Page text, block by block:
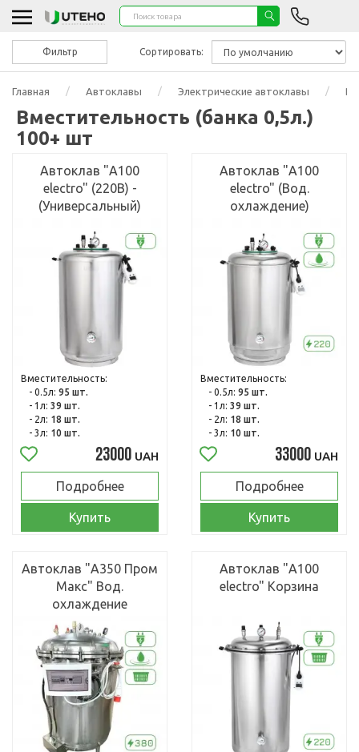
Главная Автоклавы Электрические автоклавы
Вместительность (банка 0,5л.)
100+ шт
Фильтр Сортировать:
Автоклав "А100
electro" (220В) -
(Универсальный)
Вместительность:
- 0.5л: 95 шт.
- 1л: 39 шт.
- 2л: 18 шт.
- 3л: 10 шт.
23000 UAH
Подробнее
Купить
Автоклав "А100
electro" (Вод.
охлаждение)
Вместительность:
- 0.5л: 95 шт.
- 1л: 39 шт.
- 2л: 18 шт.
- 3л: 10 шт.
33000 UAH
Подробнее
Купить
Автоклав "А350 Пром
Макс" Вод.
охлаждение
Автоклав "А100
electro" Корзина